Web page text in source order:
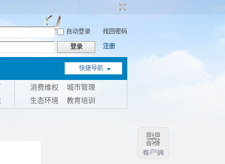
自动登录 找回密码
登录 注册
快捷导航
消费维权
城市管理
生态环境
教育培训